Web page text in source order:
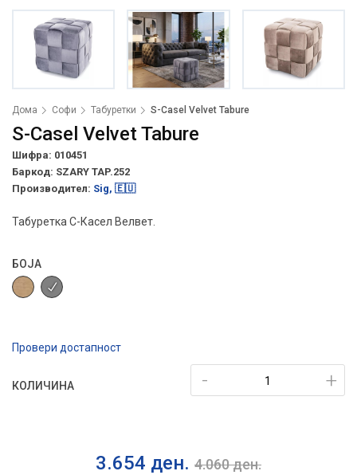
Дома Софи Табуретки S-Casel Velvet Tabure
S-Casel Velvet Tabure
Шифра: 010451
Баркод: SZARY TAP.252
Производител: Sig, 🇪🇺
Табуретка С-Касел Велвет.
БОЈА
Провери достапност
КОЛИЧИНА +
-
3.654 ден. 4.060ден.